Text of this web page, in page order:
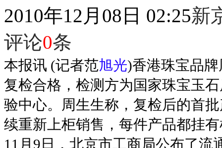
2010年12月08日 02:25新
评论0条
本报讯 (记者范旭光)香港珠宝品
复检合格，检测方为国家珠宝玉
验中心。周生生称，复检后的首
续重新上柜销售，每件产品都挂
11月9日，北京市工商局公布了